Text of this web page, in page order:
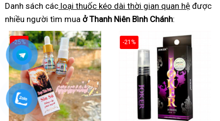
Danh sách các loại thuốc kéo dài thời gian quan hệ được
nhiều người tìm mua ở Thanh Niên Bình Chánh:
-25% -21%